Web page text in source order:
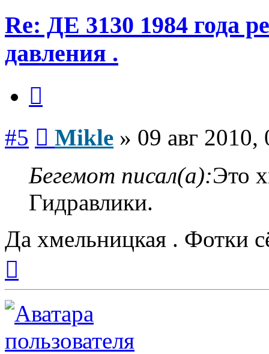
Re: ДЕ 3130 1984 года
давления .
#5 Mikle » 09 авг 2010,
Бегемот писал(а):Это
Гидравлики.
Да хмельницкая . Фотки
началу